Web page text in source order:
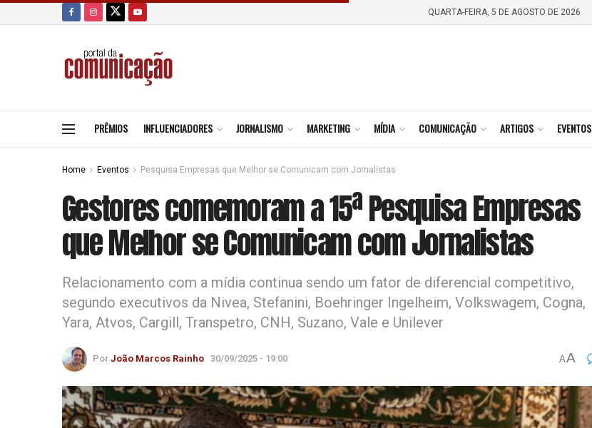
QUARTA-FEIRA, 5 DE AGOSTO DE 2026
PRÊMIOS INFLUENCIADORES JORNALISMO MARKETING MÍDIA COMUNICAÇÃO ARTIGOS EVENTOS
Home Eventos Pesquisa Empresas que Melhor se Comunicam com Jornalistas
Gestores comemoram a 15ª Pesquisa Empresas
que Melhor se Comunicam com Jornalistas
Relacionamento com a mídia continua sendo um fator de diferencial competitivo,
segundo executivos da Nivea, Stefanini, Boehringer Ingelheim, Volkswagem, Cogna,
Yara, Atvos, Cargill, Transpetro, CNH, Suzano, Vale e Unilever
Por João Marcos Rainho 30/09/2025 - 19:00 AA